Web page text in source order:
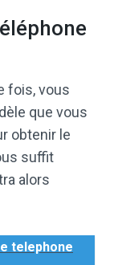
fois, vous
que vous
obtenir le
suffit
alors
telephone